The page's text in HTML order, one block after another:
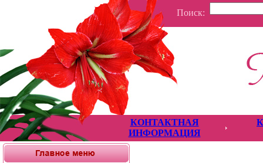
Поиск:
КОНТАКТНАЯ
ИНФОРМАЦИЯ